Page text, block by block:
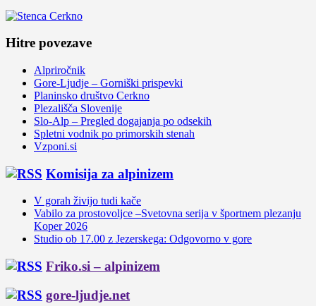
Hitre povezave
Alpriročnik
Gore-Ljudje – Gorniški prispevki
Planinsko društvo Cerkno
Plezališča Slovenije
Slo-Alp – Pregled dogajanja po odsekih
Spletni vodnik po primorskih stenah
Vzponi.si
Komisija za alpinizem
V gorah živijo tudi kače
Vabilo za prostovoljce –Svetovna serija v športnem plezanju
Koper 2026
Studio ob 17.00 z Jezerskega: Odgovorno v gore
Friko.si – alpinizem
gore-ljudje.net